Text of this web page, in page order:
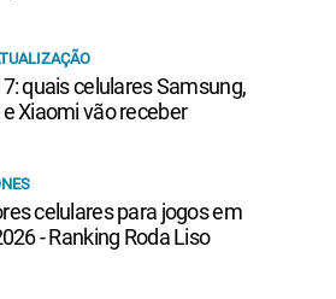
quais celulares Samsung,
Xiaomi vão receber
celulares para jogos em
- Ranking Roda Liso